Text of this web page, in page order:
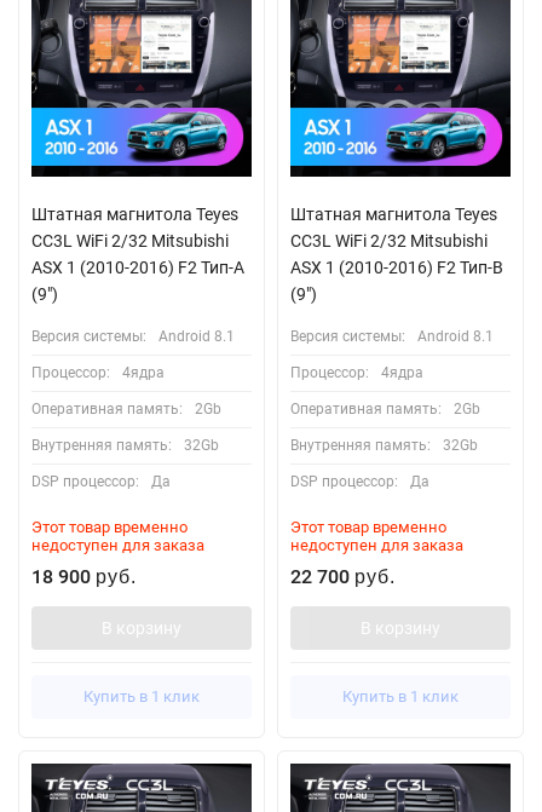
Штатная магнитола Teyes
CC3L WiFi 2/32 Mitsubishi
ASX 1 (2010-2016) F2 Тип-A
(9")
Версия системы: Android 8.1
Процессор: 4ядра
Оперативная память: 2Gb
Внутренняя память: 32Gb
DSP процессор: Да
Этот товар временно
недоступен для заказа
18 900 руб.
В корзину
Купить в 1 клик
Штатная магнитола Teyes
CC3L WiFi 2/32 Mitsubishi
ASX 1 (2010-2016) F2 Тип-B
(9")
Версия системы: Android 8.1
Процессор: 4ядра
Оперативная память: 2Gb
Внутренняя память: 32Gb
DSP процессор: Да
Этот товар временно
недоступен для заказа
22 700 руб.
В корзину
Купить в 1 клик